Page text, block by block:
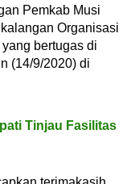
Pemkab Musi
Organisasi
bertugas di
(14/9/2020) di
Tinjau Fasilitas